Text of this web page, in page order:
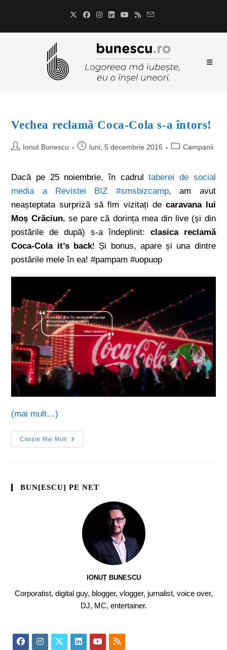
Vechea reclamă Coca-Cola s-a întors!
Ionut Bunescu luni, 5 decembrie 2016 Campanii
Dacă pe 25 noiembrie, în cadrultaberei de social
media a Revistei BIZ #smsbizcamp, am avut
neașteptata surpriză să fim vizitați de caravana lui
Moș Crăciun, se pare că dorința mea din live (și din
postările de după) s-a îndeplinit: clasica reclamă
Coca-Cola it’s back! Și bonus, apare și una dintre
postările mele în ea! #pampam #uopuop
(mai mult…)
Citește Mai Mult
BUN[ESCU] PE NET
IONUȚ BUNESCU
Corporatist, digital guy, blogger, vlogger, jurnalist, voice over,
DJ, MC, entertainer.